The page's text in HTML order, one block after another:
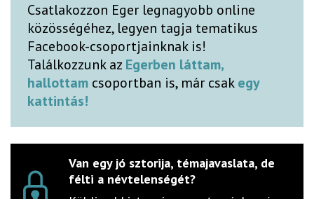
Csatlakozzon Eger legnagyobb online
közösségéhez, legyen tagja tematikus
Facebook-csoportjainknak is!
Találkozzunk az Egerben láttam,
hallottam csoportban is, már csakegy
kattintás!
Van egy jó sztorija, témajavaslata, de
félti a névtelenségét?